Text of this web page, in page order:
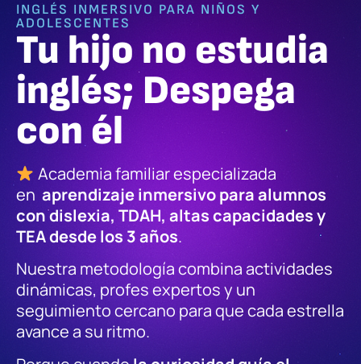
INGLÉS INMERSIVO PARA NIÑOS Y
ADOLESCENTES
Tu hijo no estudia
inglés; Despega
con él
Academia familiar especializada
en aprendizaje inmersivo para alumnos
con dislexia, TDAH, altas capacidades y
TEA desde los 3 años.
Nuestra metodología combina actividades
dinámicas, profes expertos y un
seguimiento cercano para que cada estrella
avance a su ritmo.